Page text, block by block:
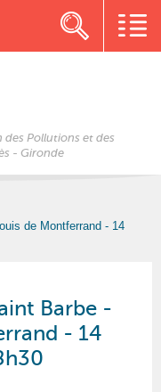
Pollutions et des
- Gironde
de Montferrand - 14
Barbe -
- 14